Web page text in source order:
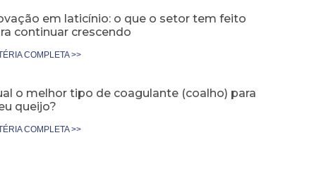
em laticínio: o que o setor tem feito
continuar crescendo
COMPLETA >>
o melhor tipo de coagulante (coalho) para
queijo?
COMPLETA >>